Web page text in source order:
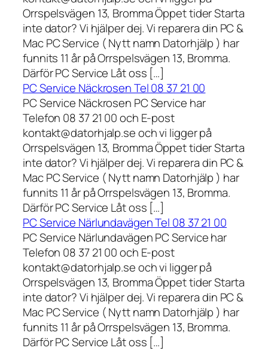
Orrspelsvägen 13, Bromma Öppet tider Starta
inte dator? Vi hjälper dej. Vi reparera din PC &
Mac PC Service ( Nytt namn Datorhjälp ) har
funnits 11 år på Orrspelsvägen 13, Bromma.
Därför PC Service Låt oss […]
PC Service Näckrosen Tel 08 37 21 00
PC Service Näckrosen PC Service har
Telefon 08 37 21 00 och E-post
kontakt@datorhjalp.se och vi ligger på
Orrspelsvägen 13, Bromma Öppet tider Starta
inte dator? Vi hjälper dej. Vi reparera din PC &
Mac PC Service ( Nytt namn Datorhjälp ) har
funnits 11 år på Orrspelsvägen 13, Bromma.
Därför PC Service Låt oss […]
PC Service Närlundavägen Tel 08 37 21 00
PC Service Närlundavägen PC Service har
Telefon 08 37 21 00 och E-post
kontakt@datorhjalp.se och vi ligger på
Orrspelsvägen 13, Bromma Öppet tider Starta
inte dator? Vi hjälper dej. Vi reparera din PC &
Mac PC Service ( Nytt namn Datorhjälp ) har
funnits 11 år på Orrspelsvägen 13, Bromma.
Därför PC Service Låt oss […]